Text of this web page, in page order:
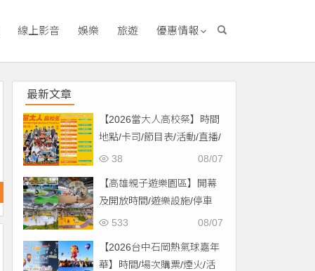
線上影音 娛樂 旅遊 優惠情報
最新文章
【2026當大人高校祭】時間
地點/卡司/節目表/活動/直播/
交通，免費入場！
08/07
38
【高雄親子遊樂園區】開幕
及開放時間/遊樂設施/停車
場/交通一次看！
08/07
533
【2026台中石岡熱氣球嘉年
華】時間/場次購票/煙火/活